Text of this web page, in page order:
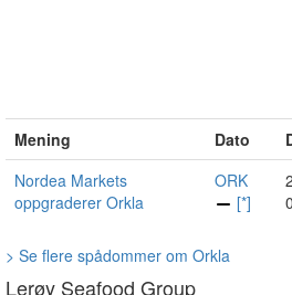
Mening Dato
Nordea Markets
oppgraderer Orkla
ORK
[*]
> Se flere spådommer om Orkla
Lerøy Seafood Group